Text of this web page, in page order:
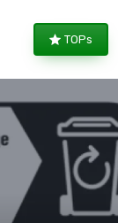
TOPs